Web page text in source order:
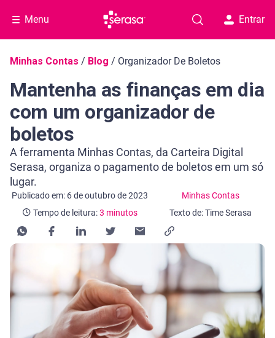
Menu Entrar
Navegação do blog
Minhas Contas / Blog / Organizador De Boletos
Mantenha as finanças em dia
com um organizador de
boletos
A ferramenta Minhas Contas, da Carteira Digital
Serasa, organiza o pagamento de boletos em um só
lugar.
Publicado em: 6 de outubro de 2023 Minhas Contas
Categoria Minhas Contas
Tempo de leitura:3 minutos
Tempo de leitura: 3 minutos
Texto de: Time Serasa